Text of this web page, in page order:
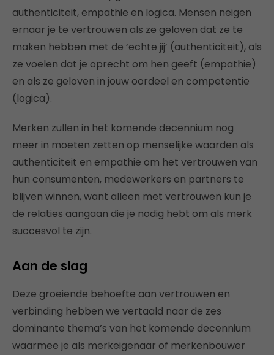
authenticiteit, empathie en logica. Mensen neigen
ernaar je te vertrouwen als ze geloven dat ze te
maken hebben met de ‘echte jij’ (authenticiteit), als
ze voelen dat je oprecht om hen geeft (empathie)
en als ze geloven in jouw oordeel en competentie
(logica).
Merken zullen in het komende decennium nog
meer in moeten zetten op menselijke waarden als
authenticiteit en empathie om het vertrouwen van
hun consumenten, medewerkers en partners te
blijven winnen, want alleen met vertrouwen kun je
de relaties aangaan die je nodig hebt om als merk
succesvol te zijn.
Aan de slag
Deze groeiende behoefte aan vertrouwen en
verbinding hebben we vertaald naar de zes
dominante thema’s van het komende decennium
waarmee je als merkeigenaar of merkenbouwer